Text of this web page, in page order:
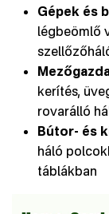
Gépek és
légbeömlő
kerítés,
rovarálló
Bútor- és
háló
táblákban